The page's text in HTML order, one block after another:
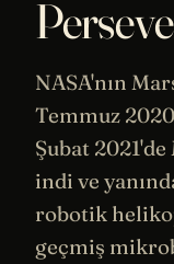
NASA'nın
Temmuz
Şubat
indi ve
robotik
geçmiş